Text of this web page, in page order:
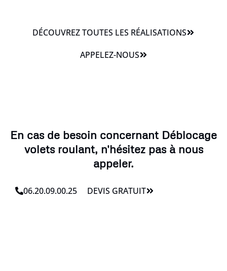
DÉCOUVREZ TOUTES LES RÉALISATIONS
APPELEZ-NOUS
En cas de besoin concernant Déblocage
volets roulant, n'hésitez pas à nous
appeler.
06.20.09.00.25 DEVIS GRATUIT